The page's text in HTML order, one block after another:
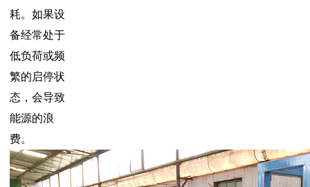
耗。如果设
备经常处于
低负荷或频
繁的启停状
态，会导致
能源的浪
费。